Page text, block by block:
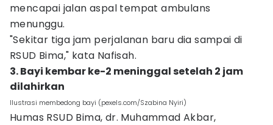
mencapai jalan aspal tempat ambulans
menunggu.
"Sekitar tiga jam perjalanan baru dia sampai di
RSUD Bima," kata Nafisah.
3. Bayi kembar ke-2 meninggal setelah 2 jam
dilahirkan
Ilustrasi membedong bayi (pexels.com/Szabina Nyiri)
Humas RSUD Bima, dr. Muhammad Akbar,